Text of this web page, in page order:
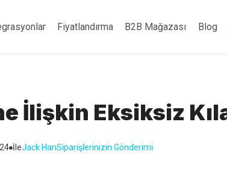
Fiyatlandırma B2B Mağazası Blog
İlişkin Eksiksiz
İleJack HanSiparişlerinizin Gönderimi